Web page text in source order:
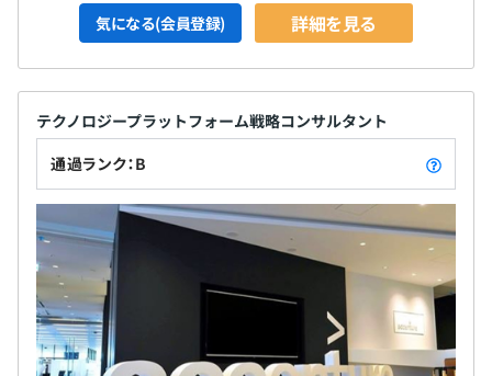
気になる(会員登録) 詳細を見る
テクノロジープラットフォーム戦略コンサルタント
通過ランク：B